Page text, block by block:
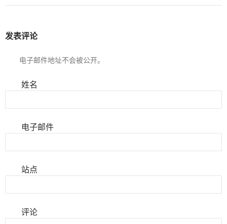
发表评论
电子邮件地址不会被公开。
姓名
电子邮件
站点
评论